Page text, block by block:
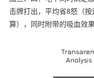
击牌打出，平均省8怒（
算），同时附带的吸血效